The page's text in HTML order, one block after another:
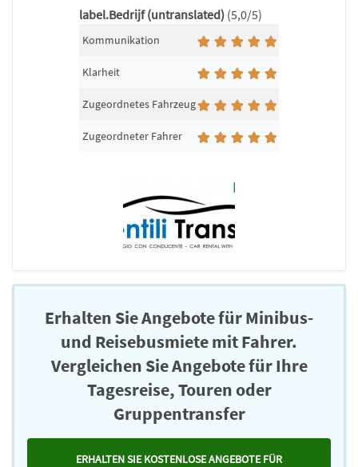
label.Bedrijf (untranslated) (5,0/5)
Kommunikation
Klarheit
Zugeordnetes Fahrzeug
Zugeordneter Fahrer
Erhalten Sie Angebote für Minibus-
und Reisebusmiete mit Fahrer.
Vergleichen Sie Angebote für Ihre
Tagesreise, Touren oder
Gruppentransfer
ERHALTEN SIE KOSTENLOSE ANGEBOTE FÜR